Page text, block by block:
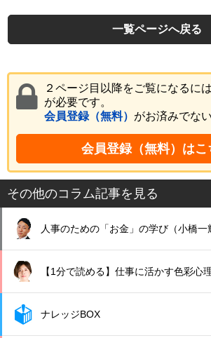
一覧ページへ戻る
２ページ目以降をご覧になるには
が必要です。
会員登録（無料） がお済みでな
会員登録（無料）はこ
その他のコラム記事を見る
人事のための「お金」の学び（小橋一
【1分で読める】仕事に活かす色彩心
ナレッジBOX